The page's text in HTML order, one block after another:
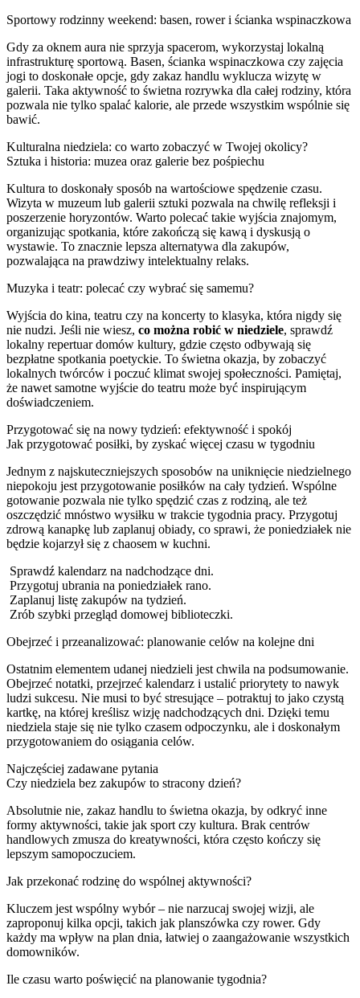
Sportowy rodzinny weekend: basen, rower i ścianka wspinaczkowa
Gdy za oknem aura nie sprzyja spacerom, wykorzystaj lokalną
infrastrukturę sportową. Basen, ścianka wspinaczkowa czy zajęcia
jogi to doskonałe opcje, gdy zakaz handlu wyklucza wizytę w
galerii. Taka aktywność to świetna rozrywka dla całej rodziny, która
pozwala nie tylko spalać kalorie, ale przede wszystkim wspólnie się
bawić.
Kulturalna niedziela: co warto zobaczyć w Twojej okolicy?
Sztuka i historia: muzea oraz galerie bez pośpiechu
Kultura to doskonały sposób na wartościowe spędzenie czasu.
Wizyta w muzeum lub galerii sztuki pozwala na chwilę refleksji i
poszerzenie horyzontów. Warto polecać takie wyjścia znajomym,
organizując spotkania, które zakończą się kawą i dyskusją o
wystawie. To znacznie lepsza alternatywa dla zakupów,
pozwalająca na prawdziwy intelektualny relaks.
Muzyka i teatr: polecać czy wybrać się samemu?
Wyjścia do kina, teatru czy na koncerty to klasyka, która nigdy się
nie nudzi. Jeśli nie wiesz, co można robić w niedziele, sprawdź
lokalny repertuar domów kultury, gdzie często odbywają się
bezpłatne spotkania poetyckie. To świetna okazja, by zobaczyć
lokalnych twórców i poczuć klimat swojej społeczności. Pamiętaj,
że nawet samotne wyjście do teatru może być inspirującym
doświadczeniem.
Przygotować się na nowy tydzień: efektywność i spokój
Jak przygotować posiłki, by zyskać więcej czasu w tygodniu
Jednym z najskuteczniejszych sposobów na uniknięcie niedzielnego
niepokoju jest przygotowanie posiłków na cały tydzień. Wspólne
gotowanie pozwala nie tylko spędzić czas z rodziną, ale też
oszczędzić mnóstwo wysiłku w trakcie tygodnia pracy. Przygotuj
zdrową kanapkę lub zaplanuj obiady, co sprawi, że poniedziałek nie
będzie kojarzył się z chaosem w kuchni.
Sprawdź kalendarz na nadchodzące dni.
Przygotuj ubrania na poniedziałek rano.
Zaplanuj listę zakupów na tydzień.
Zrób szybki przegląd domowej biblioteczki.
Obejrzeć i przeanalizować: planowanie celów na kolejne dni
Ostatnim elementem udanej niedzieli jest chwila na podsumowanie.
Obejrzeć notatki, przejrzeć kalendarz i ustalić priorytety to nawyk
ludzi sukcesu. Nie musi to być stresujące – potraktuj to jako czystą
kartkę, na której kreślisz wizję nadchodzących dni. Dzięki temu
niedziela staje się nie tylko czasem odpoczynku, ale i doskonałym
przygotowaniem do osiągania celów.
Najczęściej zadawane pytania
Czy niedziela bez zakupów to stracony dzień?
Absolutnie nie, zakaz handlu to świetna okazja, by odkryć inne
formy aktywności, takie jak sport czy kultura. Brak centrów
handlowych zmusza do kreatywności, która często kończy się
lepszym samopoczuciem.
Jak przekonać rodzinę do wspólnej aktywności?
Kluczem jest wspólny wybór – nie narzucaj swojej wizji, ale
zaproponuj kilka opcji, takich jak planszówka czy rower. Gdy
każdy ma wpływ na plan dnia, łatwiej o zaangażowanie wszystkich
domowników.
Ile czasu warto poświęcić na planowanie tygodnia?